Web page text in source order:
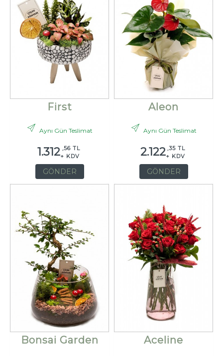
First
Aynı Gün Teslimat
1.312 ,56 TL
+ KDV
GÖNDER
Aleon
Aynı Gün Teslimat
2.122 ,35 TL
+ KDV
GÖNDER
Bonsai Garden Aceline